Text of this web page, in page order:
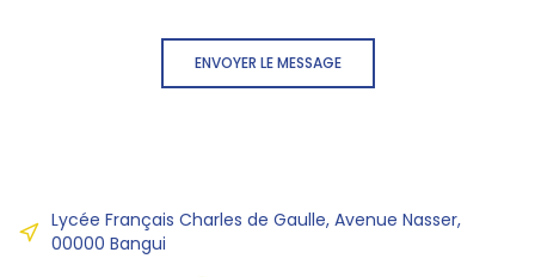
ENVOYER LE MESSAGE
Lycée Français Charles de Gaulle, Avenue Nasser,
00000 Bangui